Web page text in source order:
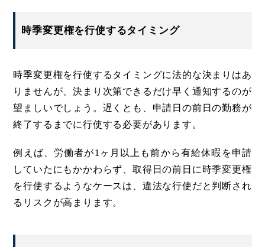
時季変更権を行使するタイミング
時季変更権を行使するタイミングに法的な決まりはあ
りませんが、決まり次第できるだけ早く通知するのが
望ましいでしょう。遅くとも、申請日の前日の勤務が
終了するまでに行使する必要があります。
例えば、労働者が1ヶ月以上も前から有給休暇を申請
していたにもかかわらず、取得日の前日に時季変更権
を行使するようなケースは、違法な行使だと判断され
るリスクが高まります。